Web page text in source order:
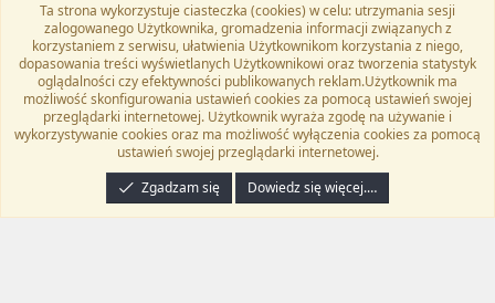
Flat Awesome + (Parent DO NOT EDIT)
Polski (PL)
Kontakt
Regulamin Polityka prywatności Pomoc
TwitterKontakt
RSS
Community platform by XenForo® © 2010-2024 XenForo Ltd.
programyzadarmo.net.pl . | Xenforo Add-ons
Email Check by MPM.PM
Ta strona wykorzystuje ciasteczka (cookies) w celu: utrzymania sesji
zalogowanego Użytkownika, gromadzenia informacji związanych z
korzystaniem z serwisu, ułatwienia Użytkownikom korzystania z niego,
dopasowania treści wyświetlanych Użytkownikowi oraz tworzenia statystyk
oglądalności czy efektywności publikowanych reklam.Użytkownik ma
możliwość skonfigurowania ustawień cookies za pomocą ustawień swojej
przeglądarki internetowej. Użytkownik wyraża zgodę na używanie i
wykorzystywanie cookies oraz ma możliwość wyłączenia cookies za pomocą
ustawień swojej przeglądarki internetowej.
Zgadzam się
Dowiedz się więcej.…